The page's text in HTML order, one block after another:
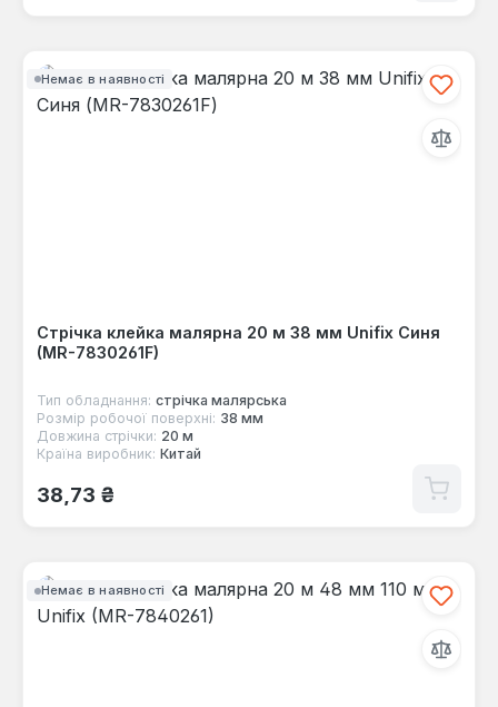
Немає в наявності
Стрічка клейка малярна 20 м 38 мм Unifix Синя
(MR-7830261F)
Тип обладнання: стрічка малярська
Розмір робочої поверхні: 38 мм
Довжина стрічки: 20 м
Країна виробник: Китай
Звичайна ціна:
38,73 ₴
Немає в наявності